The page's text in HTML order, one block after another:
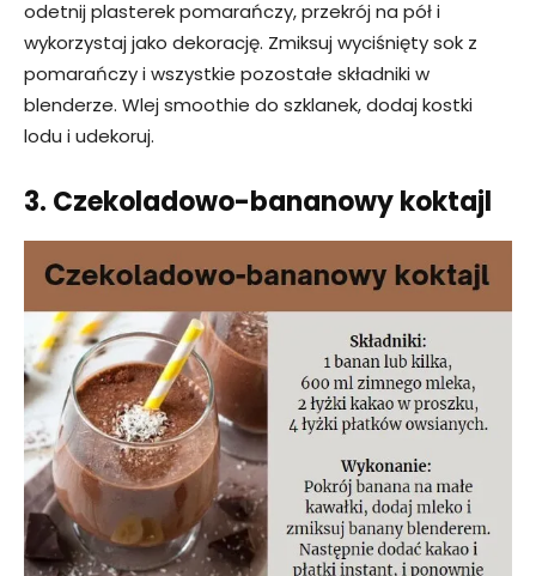
odetnij plasterek pomarańczy, przekrój na pół i
wykorzystaj jako dekorację. Zmiksuj wyciśnięty sok z
pomarańczy i wszystkie pozostałe składniki w
blenderze. Wlej smoothie do szklanek, dodaj kostki
lodu i udekoruj.
3. Czekoladowo-bananowy koktajl